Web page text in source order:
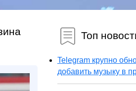
Топ
Telegram крупно
добавить музыку в